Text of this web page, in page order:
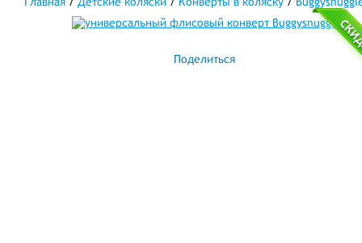
Поделиться